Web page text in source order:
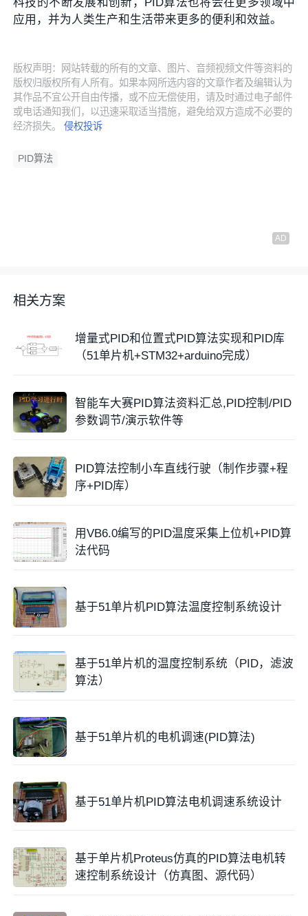
应用，并为人类生产和生活带来更多的便利和效益。
版权声明：网站转载的所有的文章、图片、音频视频文件等资料的
版权归版权所有人所有。如果本网所选内容的文章作者及编辑认为
其作品不宜公开自由传播，或不应无偿使用，请及时通过电子邮件
或电话通知我们，以迅速采取适当措施，避免给双方造成不必要的
经济损失。侵权投诉
PID算法
相关方案
增量式PID和位置式PID算法实现和PID库
（51单片机+STM32+arduino完成）
智能车大赛PID算法资料汇总,PID控制/PID
参数调节/演示软件等
PID算法控制小车直线行驶（制作步骤+程
序+PID库）
用VB6.0编写的PID温度采集上位机+PID算
法代码
基于51单片机PID算法温度控制系统设计
基于51单片机的温度控制系统（PID，滤波
算法）
基于51单片机的电机调速(PID算法)
基于51单片机PID算法电机调速系统设计
基于单片机Proteus仿真的PID算法电机转
速控制系统设计（仿真图、源代码）